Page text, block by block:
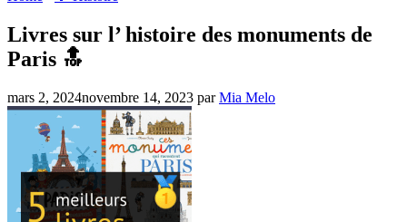
Livres sur l’ histoire des monuments de
Paris 🔝
mars 2, 2024novembre 14, 2023 parMia Melo